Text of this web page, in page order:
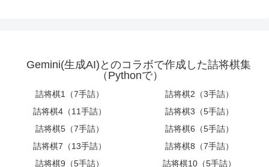
Gemini(生成AI)とのコラボで作成した詰将棋集
（Pythonで）
詰将棋1（7手詰）
詰将棋2（3手詰）
詰将棋4（11手詰）
詰将棋3（5手詰）
詰将棋5（7手詰）
詰将棋6（5手詰）
詰将棋7（13手詰）
詰将棋8（7手詰）
詰将棋9（5手詰）
詰将棋10（5手詰）